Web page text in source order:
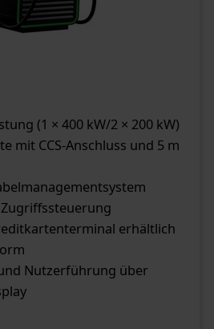
(1 × 400 kW/2 × 200 kW)
mit CCS-Anschluss und 5 m
erhältlich
Nutzerführung über